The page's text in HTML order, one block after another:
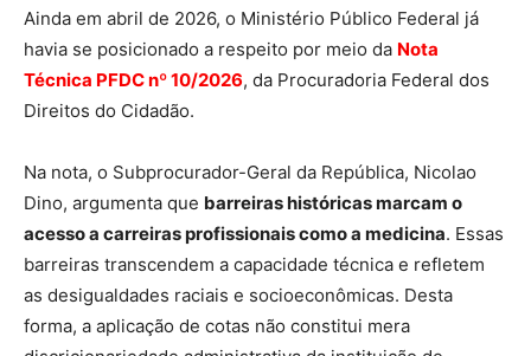
Ainda em abril de 2026, o Ministério Público Federal já
havia se posicionado a respeito por meio da Nota
Técnica PFDC nº 10/2026, da Procuradoria Federal dos
Direitos do Cidadão.
Na nota, o Subprocurador-Geral da República, Nicolao
Dino, argumenta que barreiras históricas marcam o
acesso a carreiras profissionais como a medicina. Essas
barreiras transcendem a capacidade técnica e refletem
as desigualdades raciais e socioeconômicas. Desta
forma, a aplicação de cotas não constitui mera